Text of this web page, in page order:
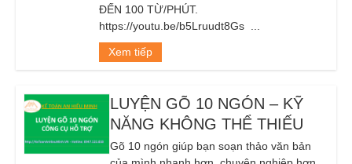
ĐẾN 100 TỪ/PHÚT.
https://youtu.be/b5Lruudt8Gs ...
Xem tiếp
LUYỆN GÕ 10 NGÓN – KỸ
NĂNG KHÔNG THỂ THIẾU
Gõ 10 ngón giúp bạn soạn thảo văn bản